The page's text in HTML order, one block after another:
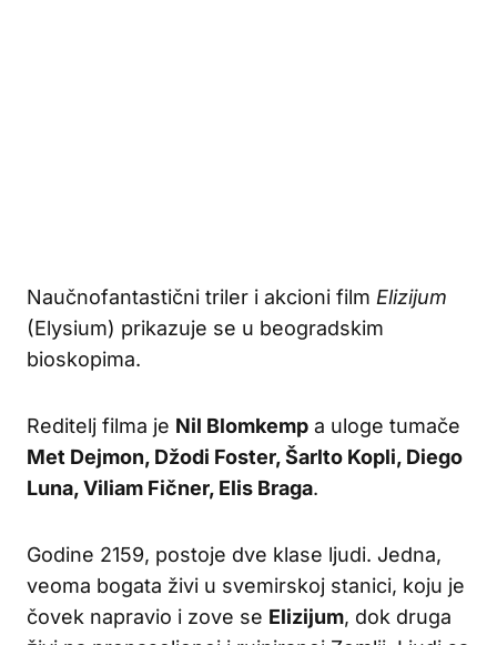
Naučnofantastični triler i akcioni film Elizijum
(Elysium) prikazuje se u beogradskim
bioskopima.
Reditelj filma je Nil Blomkemp a uloge tumače
Met Dejmon, Džodi Foster, Šarlto Kopli, Diego
Luna, Viliam Fičner, Elis Braga.
Godine 2159, postoje dve klase ljudi. Jedna,
veoma bogata živi u svemirskoj stanici, koju je
čovek napravio i zove se Elizijum, dok druga